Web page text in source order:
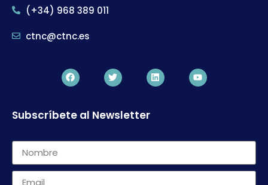
(+34) 968 389 011
ctnc@ctnc.es
Subscríbete al Newsletter